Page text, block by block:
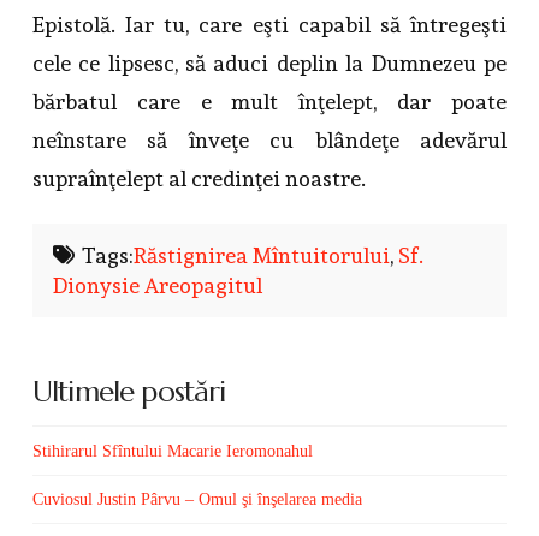
Epistolă. Iar tu, care eşti capabil să întregeşti
cele ce lipsesc, să aduci deplin la Dumnezeu pe
bărbatul care e mult înţelept, dar poate
neînstare să înveţe cu blândeţe adevărul
supraînţelept al credinţei noastre.
Tags:Răstignirea Mîntuitorului, Sf.
Dionysie Areopagitul
Ultimele postări
Stihirarul Sfîntului Macarie Ieromonahul
Cuviosul Justin Pârvu – Omul şi înşelarea media